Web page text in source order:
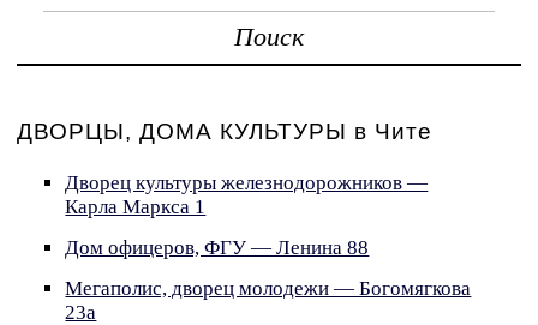
Поиск
ДВОРЦЫ, ДОМА КУЛЬТУРЫ в Чите
Дворец культуры железнодорожников —
Карла Маркса 1
Дом офицеров, ФГУ — Ленина 88
Мегаполис, дворец молодежи — Богомягкова
23а